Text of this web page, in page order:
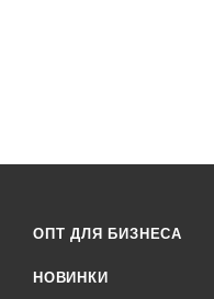
ОПТ ДЛЯ БИЗНЕСА
НОВИНКИ